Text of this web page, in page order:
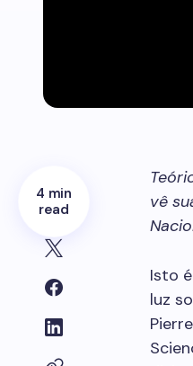
4 min
read
vê
Isto
luz